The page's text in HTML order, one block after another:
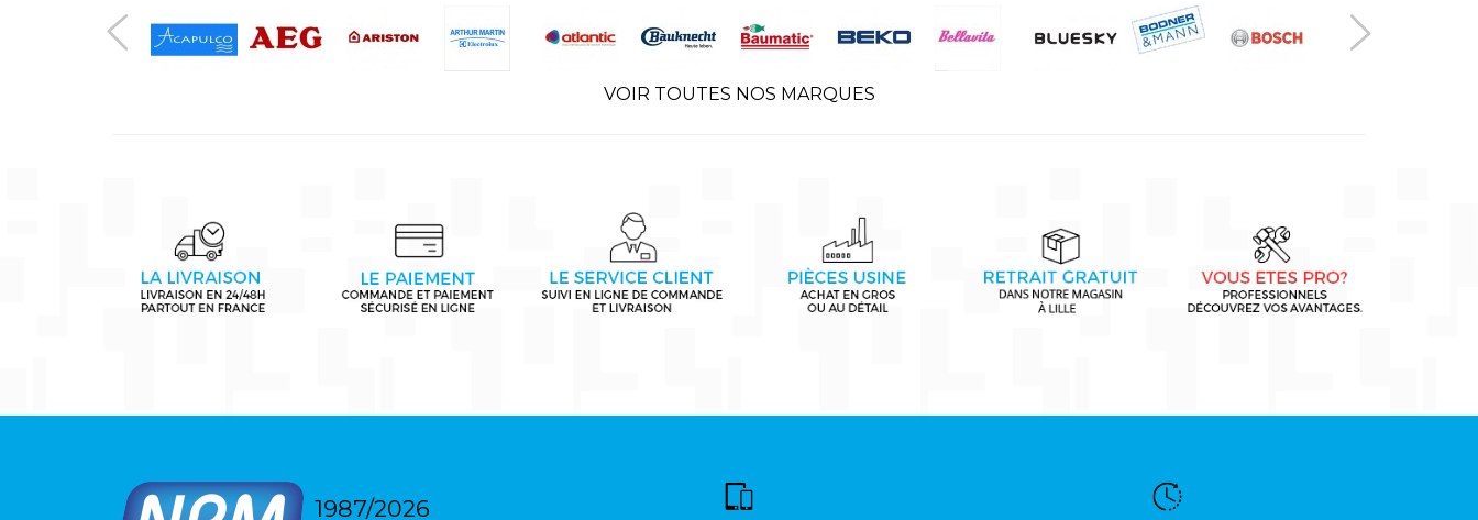
VOIR TOUTES NOS MARQUES
1987/2026